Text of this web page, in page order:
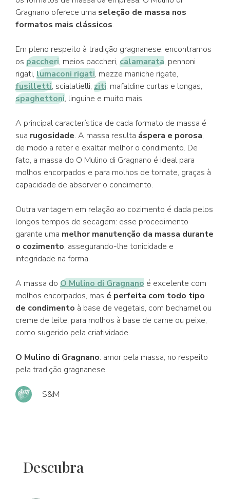
Gragnano oferece uma seleção de massa nos
formatos mais clássicos.
Em pleno respeito à tradição gragnanese, encontramos
os paccheri, meios paccheri, calamarata, pennoni
rigati, lumaconi rigati, mezze maniche rigate,
fusilletti, scialatielli, ziti, mafaldine curtas e longas,
spaghettoni, linguine e muito mais.
A principal característica de cada formato de massa é
sua rugosidade. A massa resulta áspera e porosa,
de modo a reter e exaltar melhor o condimento. De
fato, a massa do O Mulino di Gragnano é ideal para
molhos encorpados e para molhos de tomate, graças à
capacidade de absorver o condimento.
Outra vantagem em relação ao cozimento é dada pelos
longos tempos de secagem: esse procedimento
garante uma melhor manutenção da massa durante
o cozimento, assegurando-lhe tonicidade e
integridade na forma.
A massa do O Mulino di Gragnano é excelente com
molhos encorpados, mas é perfeita com todo tipo
de condimento à base de vegetais, com bechamel ou
creme de leite, para molhos à base de carne ou peixe,
como sugerido pela criatividade.
O Mulino di Gragnano: amor pela massa, no respeito
pela tradição gragnanese.
S&M
Descubra